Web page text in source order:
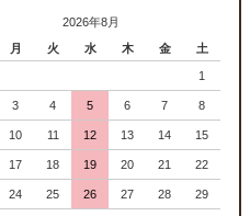
2026年8月
月 火 水 木 金 土
1
3 4 5 6 7 8
10 11 12 13 14 15
17 18 19 20 21 22
24 25 26 27 28 29